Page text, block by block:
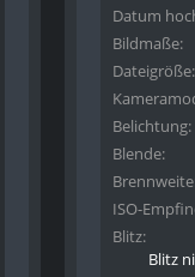
Datum
Bildmaße
Dateigröße
Belichtung
Blende
Brennweite
ISO-
Blitz
Blitz